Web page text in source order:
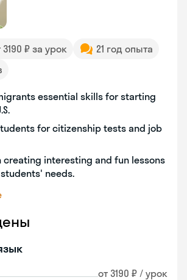
3190 ₽ за урок
21 год опыта
essential skills for starting
for citizenship tests and job
creating interesting and fun lessons
needs.
от 3190 ₽ / урок